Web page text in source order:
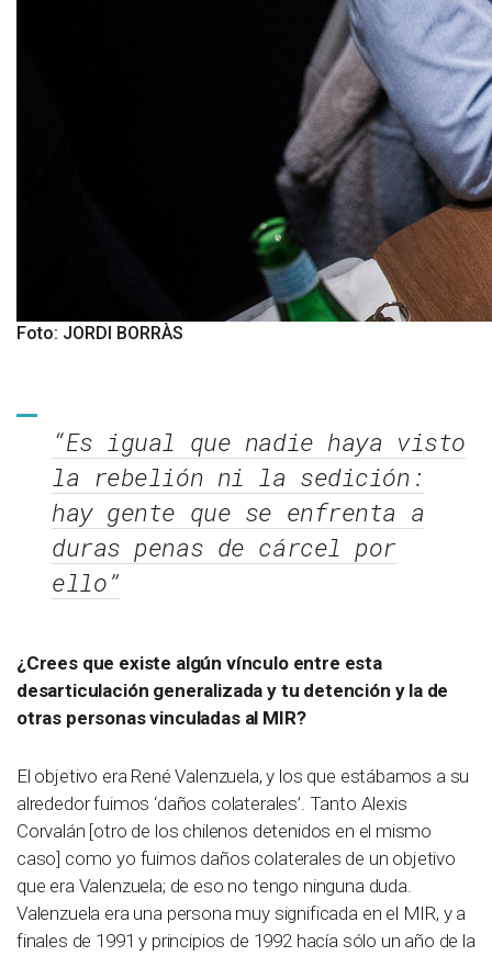
Foto: JORDI BORRÀS
“Es igual que nadie haya visto
la rebelión ni la sedición:
hay gente que se enfrenta a
duras penas de cárcel por
ello”
¿Crees que existe algún vínculo entre esta
desarticulación generalizada y tu detención y la de
otras personas vinculadas al MIR?
El objetivo era René Valenzuela, y los que estábamos a su
alrededor fuimos ‘daños colaterales’. Tanto Alexis
Corvalán [otro de los chilenos detenidos en el mismo
caso] como yo fuimos daños colaterales de un objetivo
que era Valenzuela; de eso no tengo ninguna duda.
Valenzuela era una persona muy significada en el MIR, y a
finales de 1991 y principios de 1992 hacía sólo un año de la